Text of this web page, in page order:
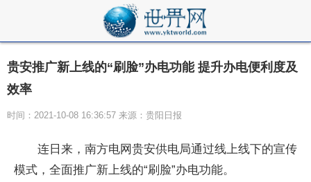
贵安推广新上线的“刷脸”办电功能 提升办电便利度及
效率
时间：2021-10-08 16:36:57 来源：贵阳日报
连日来，南方电网贵安供电局通过线上线下的宣传
模式，全面推广新上线的“刷脸”办电功能。